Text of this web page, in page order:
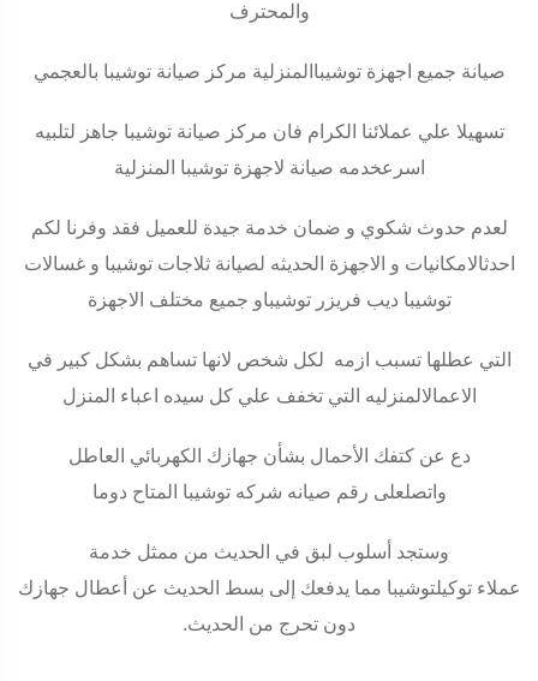
والمحترف
صيانة جميع اجهزة توشيباالمنزلية مركز صيانة توشيبا بالعجمي
تسهيلا علي عملائنا الكرام فان مركز صيانة توشيبا جاهز لتلبيه
اسرعخدمه صيانة لاجهزة توشيبا المنزلية
لعدم حدوث شكوي و ضمان خدمة جيدة للعميل فقد وفرنا لكم
احدثالامكانيات و الاجهزة الحديثه لصيانة ثلاجات توشيبا و غسالات
توشيبا ديب فريزر توشيباو جميع مختلف الاجهزة
التي عطلها تسبب ازمه لكل شخص لانها تساهم بشكل كبير في
الاعمالالمنزليه التي تخفف علي كل سيده اعباء المنزل
دع عن كتفك الأحمال بشأن جهازك الكهربائي العاطل
واتصلعلى رقم صيانه شركه توشيبا المتاح دوما
وستجد أسلوب لبق في الحديث من ممثل خدمة
عملاء توكيلتوشيبا مما يدفعك إلى بسط الحديث عن أعطال جهازك
دون تحرج من الحديث.